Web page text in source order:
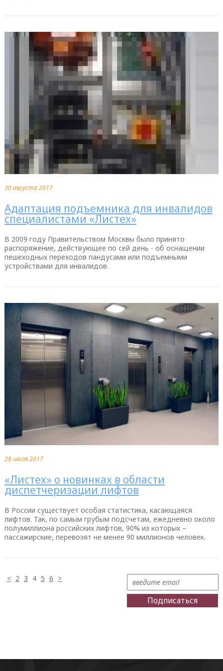
30 августа 2017
Адаптация подъемника для инвалидов
специалистами «Листех»
В 2009 году Правительством Москвы было принято
распоряжение, действующее по сей день - об оснащении
пешеходных переходов пандусами или подъемными
устройствами для инвалидов.
28 июля 2017
«Листех» о новинках в области
диспетчеризации лифтов
В России существует особая статистика, касающаяся
лифтов. Так, по самым грубым подсчетам, ежедневно около
полумиллиона российских лифтов, 90% из которых –
пассажирские, перевозят не менее 90 миллионов человек.
< 2 3 4 5 6 >